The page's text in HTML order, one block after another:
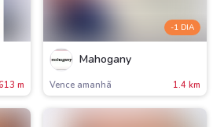
m
-1 DIA
Mahogany
Vence amanh 1.4 km